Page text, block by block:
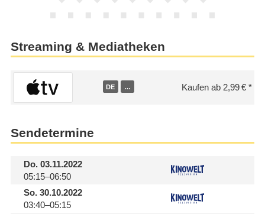
Streaming & Mediatheken
DE … Kaufen ab 2,99 €
Sendetermine
Do.03.11.2022
05:15–06:50
So.30.10.2022
03:40–05:15